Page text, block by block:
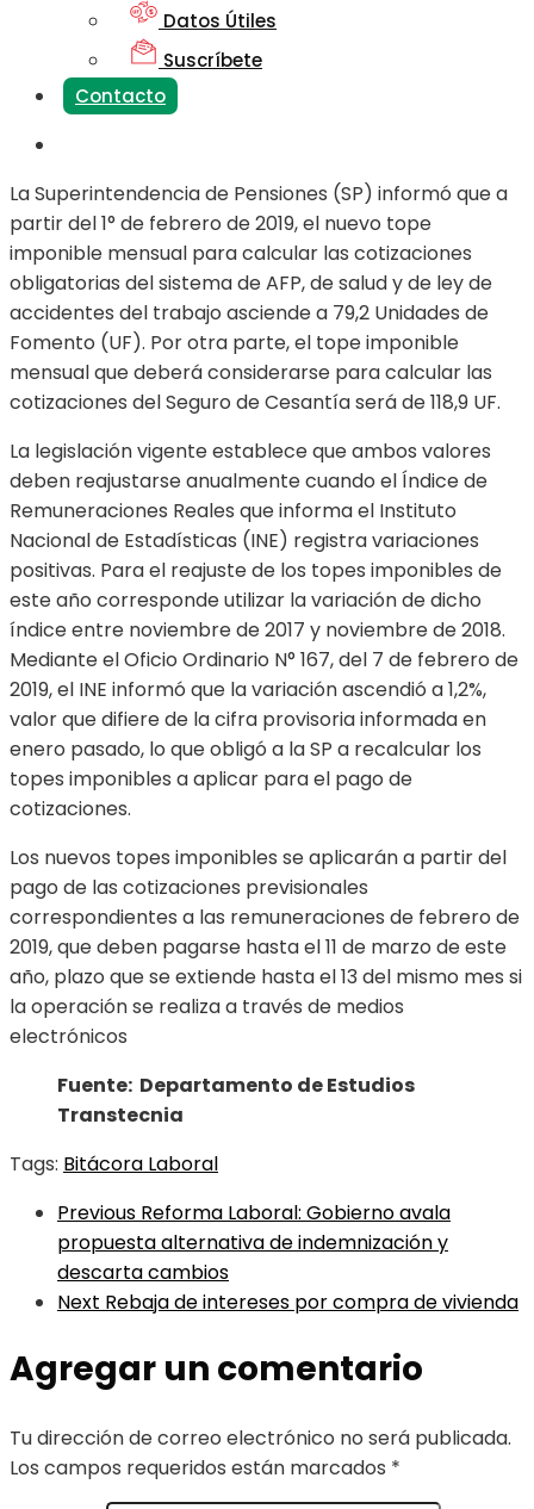
Datos Útiles
Suscríbete
Contacto
La Superintendencia de Pensiones (SP) informó que a
partir del 1° de febrero de 2019, el nuevo tope
imponible mensual para calcular las cotizaciones
obligatorias del sistema de AFP, de salud y de ley de
accidentes del trabajo asciende a 79,2 Unidades de
Fomento (UF). Por otra parte, el tope imponible
mensual que deberá considerarse para calcular las
cotizaciones del Seguro de Cesantía será de 118,9 UF.
La legislación vigente establece que ambos valores
deben reajustarse anualmente cuando el Índice de
Remuneraciones Reales que informa el Instituto
Nacional de Estadísticas (INE) registra variaciones
positivas. Para el reajuste de los topes imponibles de
este año corresponde utilizar la variación de dicho
índice entre noviembre de 2017 y noviembre de 2018.
Mediante el Oficio Ordinario N° 167, del 7 de febrero de
2019, el INE informó que la variación ascendió a 1,2%,
valor que difiere de la cifra provisoria informada en
enero pasado, lo que obligó a la SP a recalcular los
topes imponibles a aplicar para el pago de
cotizaciones.
Los nuevos topes imponibles se aplicarán a partir del
pago de las cotizaciones previsionales
correspondientes a las remuneraciones de febrero de
2019, que deben pagarse hasta el 11 de marzo de este
año, plazo que se extiende hasta el 13 del mismo mes si
la operación se realiza a través de medios
electrónicos
Fuente: Departamento de Estudios
Transtecnia
Tags: Bitácora Laboral
Previous Reforma Laboral: Gobierno avala
propuesta alternativa de indemnización y
descarta cambios
Next Rebaja de intereses por compra de vivienda
Agregar un comentario
Tu dirección de correo electrónico no será publicada.
Los campos requeridos están marcados *